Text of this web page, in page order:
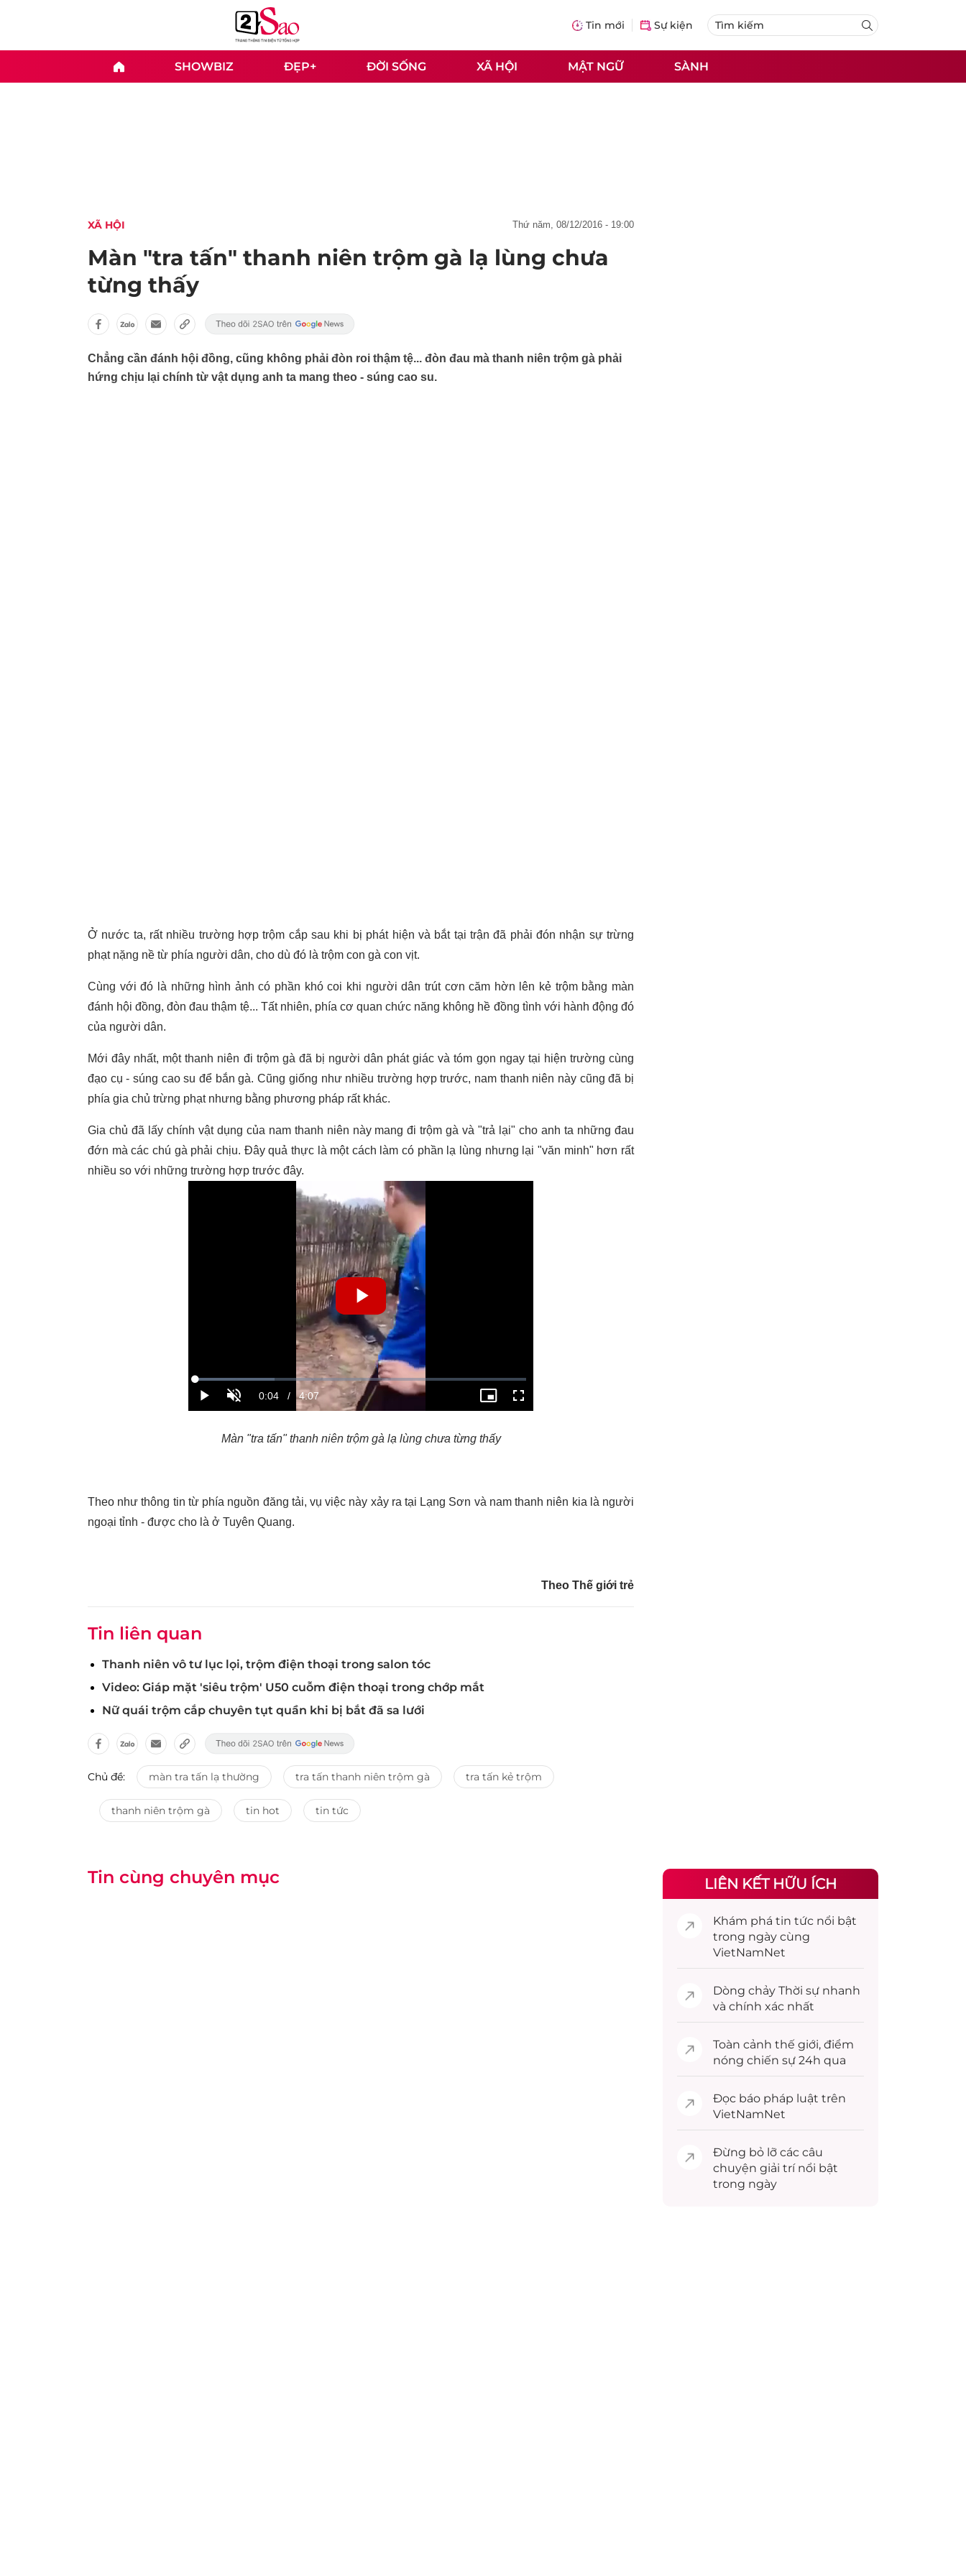
Tin mới Sự kiện
SHOWBIZ ĐẸP+ ĐỜI SỐNG XÃ HỘI MẬT NGỮ SÀNH
XÃ HỘI thứ năm, 08/12/2016 - 19:00
Màn "tra tấn" thanh niên trộm gà lạ lùng chưa
từng thấy
Chẳng cần đánh hội đồng, cũng không phải đòn roi thậm tệ... đòn đau mà thanh niên trộm gà phải
hứng chịu lại chính từ vật dụng anh ta mang theo - súng cao su.
Ở nước ta, rất nhiều trường hợp trộm cắp sau khi bị phát hiện và bắt tại trận đã phải đón nhận sự trừng
phạt nặng nề từ phía người dân, cho dù đó là trộm con gà con vịt.
Cùng với đó là những hình ảnh có phần khó coi khi người dân trút cơn căm hờn lên kẻ trộm bằng màn
đánh hội đồng, đòn đau thậm tệ... Tất nhiên, phía cơ quan chức năng không hề đồng tình với hành động đó
của người dân.
Mới đây nhất, một thanh niên đi trộm gà đã bị người dân phát giác và tóm gọn ngay tại hiện trường cùng
đạo cụ - súng cao su để bắn gà. Cũng giống như nhiều trường hợp trước, nam thanh niên này cũng đã bị
phía gia chủ trừng phạt nhưng bằng phương pháp rất khác.
Gia chủ đã lấy chính vật dụng của nam thanh niên này mang đi trộm gà và "trả lại" cho anh ta những đau
đớn mà các chú gà phải chịu. Đây quả thực là một cách làm có phần lạ lùng nhưng lại "văn minh" hơn rất
nhiều so với những trường hợp trước đây.
Màn "tra tấn" thanh niên trộm gà lạ lùng chưa từng thấy
Theo như thông tin từ phía nguồn đăng tải, vụ việc này xảy ra tại Lạng Sơn và nam thanh niên kia là người
ngoại tỉnh - được cho là ở Tuyên Quang.
Theo Thế giới trẻ
Tin liên quan
Thanh niên vô tư lục lọi, trộm điện thoại trong salon tóc
Video: Giáp mặt 'siêu trộm' U50 cuỗm điện thoại trong chớp mắt
Nữ quái trộm cắp chuyên tụt quần khi bị bắt đã sa lưới
Chủ đề: màn tra tấn lạ thường tra tấn thanh niên trộm gà tra tấn kẻ trộm
thanh niên trộm gà tin hot tin tức
Tin cùng chuyên mục LIÊN KẾT HỮU ÍCH
Khám phá tin tức nổi bật
trong ngày cùng
VietNamNet
Dòng chảy Thời sự nhanh
và chính xác nhất
Toàn cảnh thế giới, điểm
nóng chiến sự 24h qua
Đọc báo pháp luật trên
VietNamNet
Đừng bỏ lỡ các câu
chuyện giải trínổi bật
trong ngày